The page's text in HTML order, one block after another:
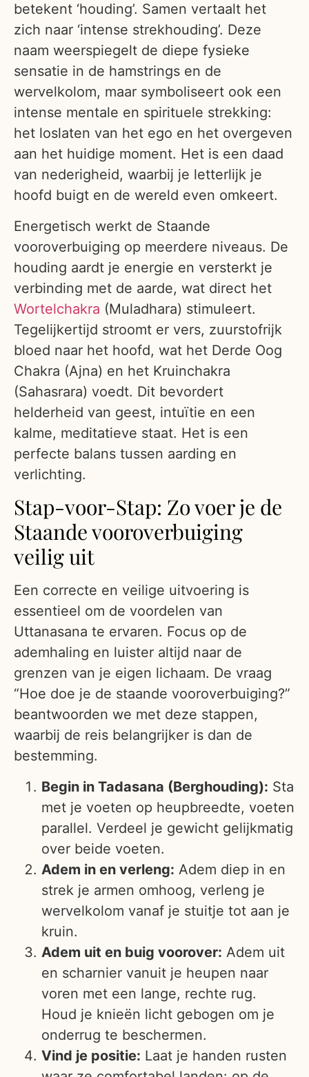
betekent ‘houding’. Samen vertaalt het
zich naar ‘intense strekhouding’. Deze
naam weerspiegelt de diepe fysieke
sensatie in de hamstrings en de
wervelkolom, maar symboliseert ook een
intense mentale en spirituele strekking:
het loslaten van het ego en het overgeven
aan het huidige moment. Het is een daad
van nederigheid, waarbij je letterlijk je
hoofd buigt en de wereld even omkeert.
Energetisch werkt de Staande
vooroverbuiging op meerdere niveaus. De
houding aardt je energie en versterkt je
verbinding met de aarde, wat direct het
Wortelchakra (Muladhara) stimuleert.
Tegelijkertijd stroomt er vers, zuurstofrijk
bloed naar het hoofd, wat het Derde Oog
Chakra (Ajna) en het Kruinchakra
(Sahasrara) voedt. Dit bevordert
helderheid van geest, intuïtie en een
kalme, meditatieve staat. Het is een
perfecte balans tussen aarding en
verlichting.
Stap-voor-Stap: Zo voer je de
Staande vooroverbuiging
veilig uit
Een correcte en veilige uitvoering is
essentieel om de voordelen van
Uttanasana te ervaren. Focus op de
ademhaling en luister altijd naar de
grenzen van je eigen lichaam. De vraag
“Hoe doe je de staande vooroverbuiging?”
beantwoorden we met deze stappen,
waarbij de reis belangrijker is dan de
bestemming.
Begin in Tadasana (Berghouding): Sta
met je voeten op heupbreedte, voeten
parallel. Verdeel je gewicht gelijkmatig
over beide voeten.
Adem in en verleng: Adem diep in en
strek je armen omhoog, verleng je
wervelkolom vanaf je stuitje tot aan je
kruin.
Adem uit en buig voorover: Adem uit
en scharnier vanuit je heupen naar
voren met een lange, rechte rug.
Houd je knieën licht gebogen om je
onderrug te beschermen.
Vind je positie: Laat je handen rusten